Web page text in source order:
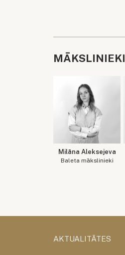
MĀKSLINIEKI
Milāna Aleksejeva
Baleta mākslinieki
AKTUALITĀTES